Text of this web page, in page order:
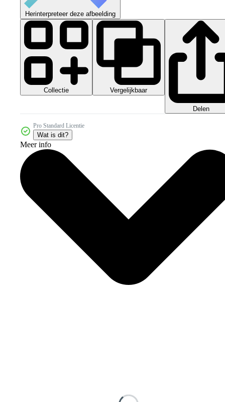
Herinterpreteer deze afbeelding
Collectie Vergelijkbaar
Delen
Pro Standard Licentie
Wat is dit?
Meer info